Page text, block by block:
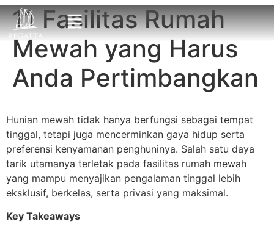
11 Fasilitas Rumah
Mewah yang Harus
Anda Pertimbangkan
Hunian mewah tidak hanya berfungsi sebagai tempat
tinggal, tetapi juga mencerminkan gaya hidup serta
preferensi kenyamanan penghuninya. Salah satu daya
tarik utamanya terletak pada fasilitas rumah mewah
yang mampu menyajikan pengalaman tinggal lebih
eksklusif, berkelas, serta privasi yang maksimal.
Key Takeaways